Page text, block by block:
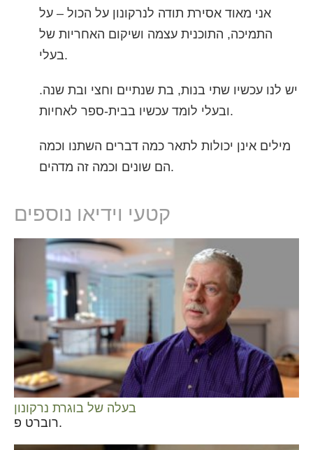
אני מאוד אסירת תודה לנרקונון על הכול – על
התמיכה, התוכנית עצמה ושיקום האחריות של
בעלי.
יש לנו עכשיו שתי בנות, בת שנתיים וחצי ובת שנה.
ובעלי לומד עכשיו בבית-ספר לאחיות.
מילים אינן יכולות לתאר כמה דברים השתנו וכמה
הם שונים וכמה זה מדהים.
קטעי וידיאו נוספים
בעלה של בוגרת נרקונון
רוברט פ.